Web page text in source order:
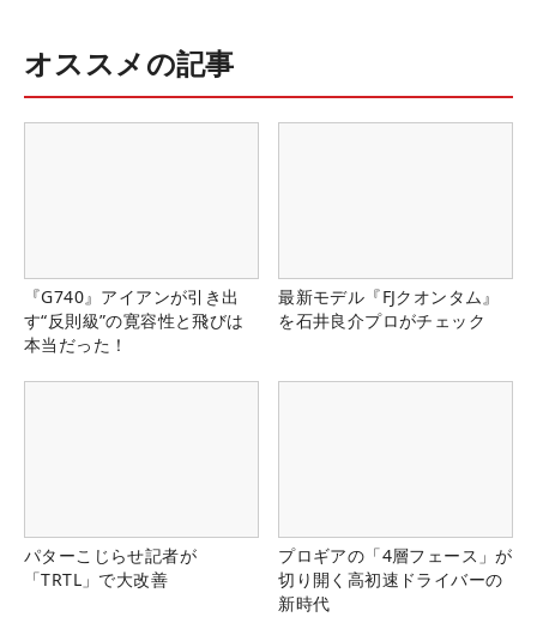
オススメの記事
『G740』アイアンが引き出
す“反則級”の寛容性と飛びは
本当だった！
最新モデル『FJクオンタム』
を石井良介プロがチェック
パターこじらせ記者が
「TRTL」で大改善
プロギアの「4層フェース」が
切り開く高初速ドライバーの
新時代